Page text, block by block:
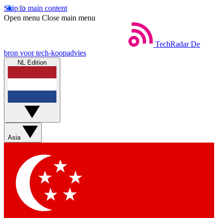
Skip to main content
Open menu Close main menu
TechRadar De
bron voor tech-koopadvies
NL Edition
Asia